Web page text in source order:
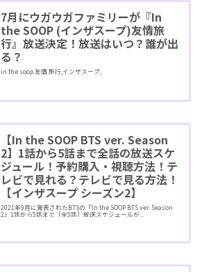
7月にウガウガファミリーが『In
the SOOP (インザスープ)友情旅
行』放送決定！放送はいつ？誰が出
る？
in the soop 友情 旅行,インザスープ,
【In the SOOP BTS ver. Season
2】1話から5話まで全話の放送スケ
ジュール！予約購入・視聴方法！テ
レビで見れる？テレビで見る方法！
【インザスープ シーズン2】
2021年9月に発表されたBTSの『In the SOOP BTS ver. Season
2』1話から5話まで［全5話］放送スケジュールが...